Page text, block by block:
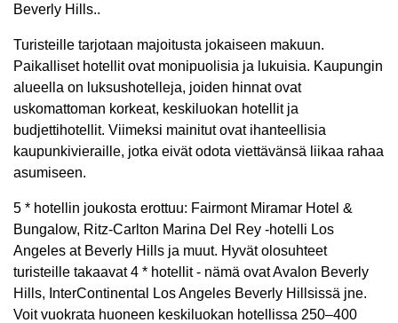
Beverly Hills..
Turisteille tarjotaan majoitusta jokaiseen makuun.
Paikalliset hotellit ovat monipuolisia ja lukuisia. Kaupungin
alueella on luksushotelleja, joiden hinnat ovat
uskomattoman korkeat, keskiluokan hotellit ja
budjettihotellit. Viimeksi mainitut ovat ihanteellisia
kaupunkivieraille, jotka eivät odota viettävänsä liikaa rahaa
asumiseen.
5 * hotellin joukosta erottuu: Fairmont Miramar Hotel &
Bungalow, Ritz-Carlton Marina Del Rey -hotelli Los
Angeles at Beverly Hills ja muut. Hyvät olosuhteet
turisteille takaavat 4 * hotellit - nämä ovat Avalon Beverly
Hills, InterContinental Los Angeles Beverly Hillsissä jne.
Voit vuokrata huoneen keskiluokan hotellissa 250–400